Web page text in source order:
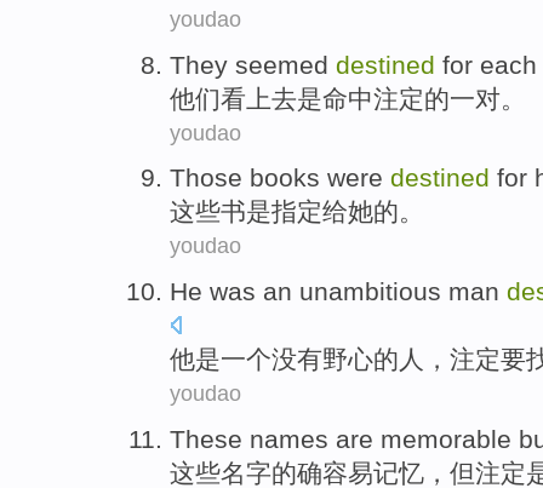
youdao
They seemed destined for each
他们看上去是命中注定的一对。
youdao
Those books were destined for
这些书是指定给她的。
youdao
He was an unambitious man
他是一个没有野心的 人 ， 注定要
youdao
These names are memorable
这些名字的确容易记忆， 但注定